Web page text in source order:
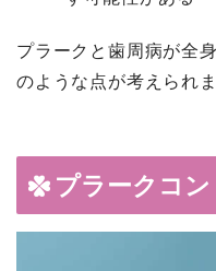
プラークと歯周病が全
のような点が考えられま
プラークコ